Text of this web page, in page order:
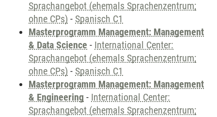
Sprachangebot (ehemals Sprachenzentrum;
ohne CPs) - Spanisch C1
Masterprogramm Management: Management
& Data Science - International Center:
Sprachangebot (ehemals Sprachenzentrum;
ohne CPs) - Spanisch C1
Masterprogramm Management: Management
& Engineering - International Center:
Sprachangebot (ehemals Sprachenzentrum;